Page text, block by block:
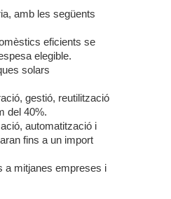
amb les següents
eficients se
elegible.
solars
gestió, reutilització
del 40%.
automatització i
fins a un import
a mitjanes empreses i